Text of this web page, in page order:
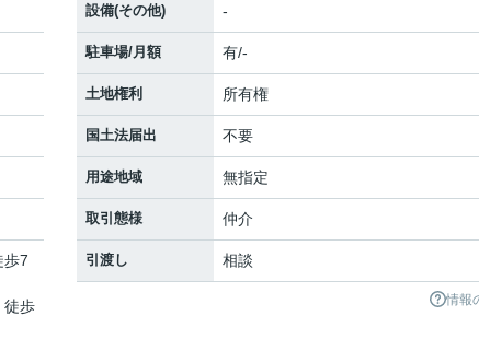
歩7
徒歩
設備(その他) -
駐車場/月額 有/-
土地権利 所有権
国土法届出 不要
用途地域 無指定
取引態様 仲介
引渡し 相談
情報